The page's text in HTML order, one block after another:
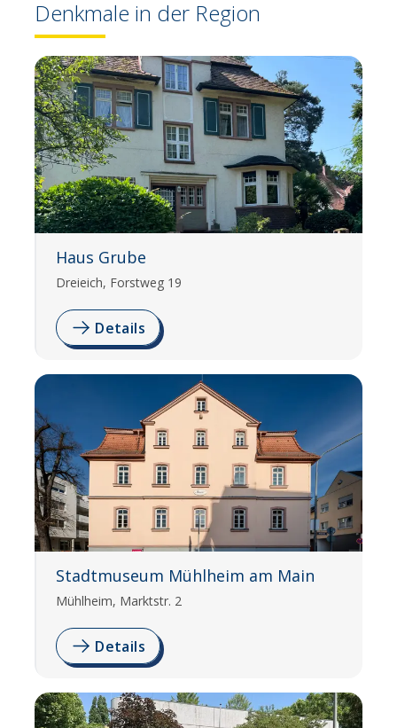
Denkmale in der Region
Haus Grube
Dreieich, Forstweg 19
Details
Stadtmuseum Mühlheim am Main
Mühlheim, Marktstr. 2
Details